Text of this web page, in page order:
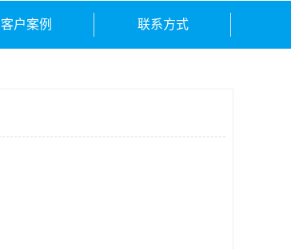
客户案例 联系方式